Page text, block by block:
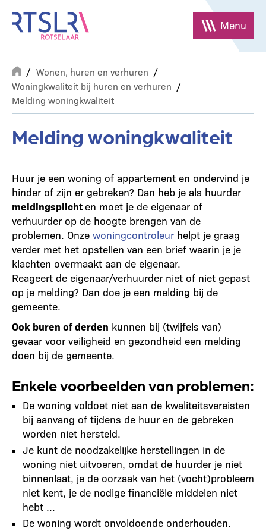
naar
inhoud
gaan
Menu
Breadcrumb
Wonen, huren en verhuren
Woningkwaliteit bij huren en verhuren
Melding woningkwaliteit
Melding woningkwaliteit
Huur je een woning of appartement en ondervind je
hinder of zijn er gebreken? Dan heb je als huurder
meldingsplicht en moet je de eigenaar of
verhuurder op de hoogte brengen van de
problemen. Onze woningcontroleur helpt je graag
verder met het opstellen van een brief waarin je je
klachten overmaakt aan de eigenaar.
Reageert de eigenaar/verhuurder niet of niet gepast
op je melding? Dan doe je een melding bij de
gemeente.
Ook buren of derden kunnen bij (twijfels van)
gevaar voor veiligheid en gezondheid een melding
doen bij de gemeente.
Enkele voorbeelden van problemen:
De woning voldoet niet aan de kwaliteitsvereisten
bij aanvang of tijdens de huur en de gebreken
worden niet hersteld.
Je kunt de noodzakelijke herstellingen in de
woning niet uitvoeren, omdat de huurder je niet
binnenlaat, je de oorzaak van het (vocht)probleem
niet kent, je de nodige financiële middelen niet
hebt ...
De woning wordt onvoldoende onderhouden.